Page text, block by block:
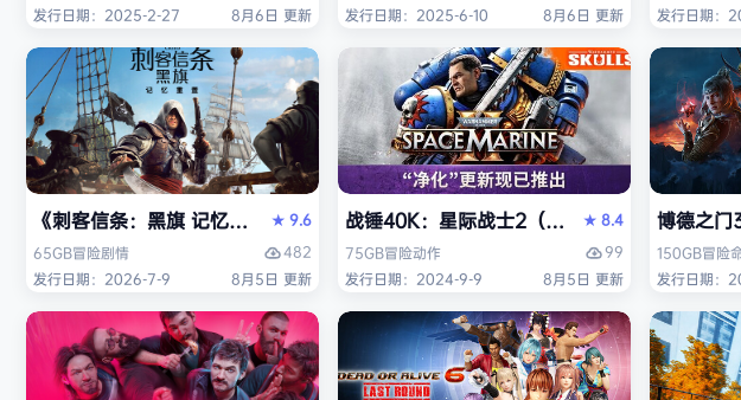
发行日期：2025-2-27
8月6日 更新
发行日期：2025-6-10
8月6日 更新
发行日期：
《刺客信条：黑旗 记忆重置-虚拟机版/Assassin’s Creed Black Flag Resynced
★ 9.6
65GB冒险剧情
482
发行日期：2026-7-9
8月5日 更新
战锤40K：星际战士2（Warhammer
★ 8.4
75GB冒险动作
99
发行日期：2024-9-9
8月5日 更新
博德之门
150GB冒险
发行日期：